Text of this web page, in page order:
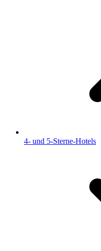
4- und 5-Sterne-Hotels